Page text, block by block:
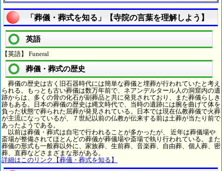
「葬儀・葬式を知る」【寺院の言葉を理解しよう】
英語
【英語】 Funeral
葬儀・葬式の歴史
葬儀の歴史は古く旧石器時代には簡単な葬儀と埋葬が行われていたと考え
られる。もっとも古い葬儀は数万年前で、ネアンデルタール人の洞窟内の遺
跡からは、多くの骨の化石が副葬品と共に発見されており、また葬儀らしき
跡もある。日本の葬儀の歴史は縄文時代で、当時の遺跡には腕を曲げて体を
負った状態で葬られた屈葬が発見されている。日本では現在仏教葬儀で火葬
が主流になっているが、７世紀以前の仏教が伝来する前は土葬が当たり前で
あったようである。
以前は葬儀・葬式は自宅で行われることが多かったが、 近年は葬儀場や
斎場が整備されてほとんどの葬儀が葬儀場や斎場で執り行われている。また
葬儀の形式も一般葬以外に、家族葬、生前葬、音楽葬、自由葬、個人葬、密
葬、直葬などさまざまな形がある。
詳細はこのリンク【葬儀・葬式を知る】